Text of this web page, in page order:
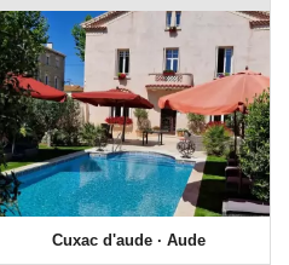
Cuxac d'aude · Aude